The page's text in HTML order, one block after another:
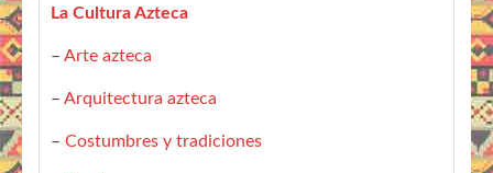
La Cultura Azteca
– Arte azteca
– Arquitectura azteca
– Costumbres y tradiciones